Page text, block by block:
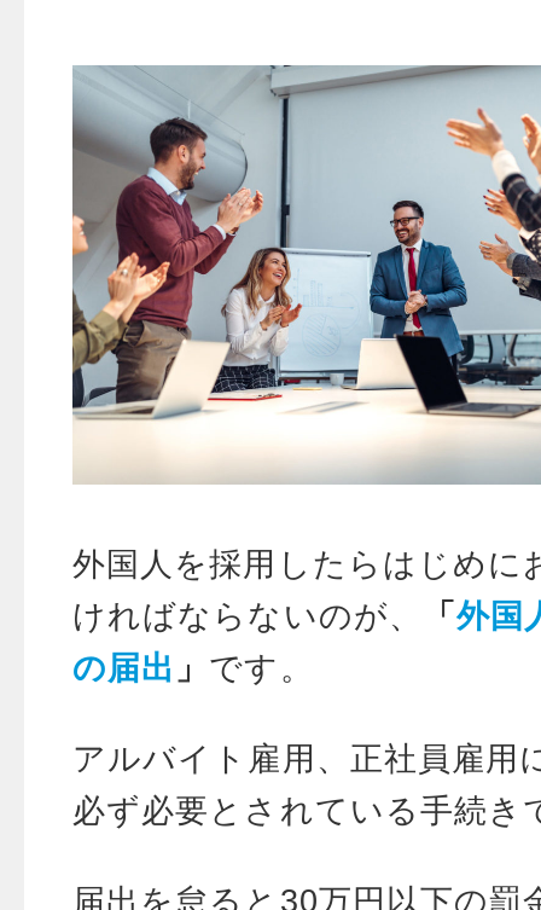
外国人を採用したらはじめに
ければならないのが、
「 外国
の届出 」 です。
アルバイト雇用、正社員雇用
必ず必要とされている手続き
届出を怠ると30万円以下の罰